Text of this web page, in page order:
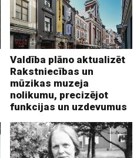
Valdība plāno aktualizēt
Rakstniecības un
mūzikas muzeja
nolikumu, precizējot
funkcijas un uzdevumus